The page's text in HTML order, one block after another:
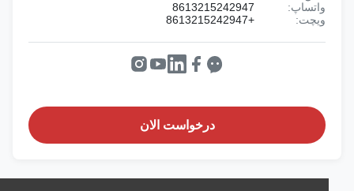
واتساپ:
8613215242947
ویچت:
درخواست الان